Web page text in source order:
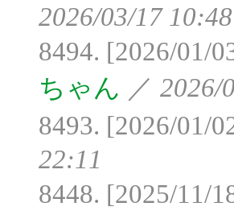
2026/03/17 10:48
8494. [2026/01/
ちゃん ／ 2026/
8493. [2026/01/
22:11
8448. [2025/11/